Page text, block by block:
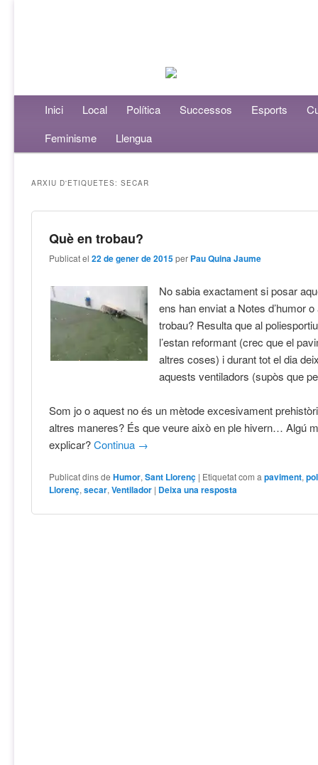
Menú principalAneu al contingut principal
Aneu al contingut secundari
Inici Local Política Successos Esports
Feminisme
Llengua
ARXIU D'ETIQUETES:SECAR
Què en trobau?
Publicat el22 de gener de 2015 per Pau Quina Jaume
No sabia exactament si posar
ens han enviat a Notes d’humor
trobau? Resulta que al
l’estan reformant (crec que el
altres coses) i durant tot el dia
aquests ventiladors (supòs que
Som jo o aquest no és un mètode excesivament
altres maneres? És que veure això en ple hivern… Algú
explicar?Continua →
Publicat dins de Humor,Sant Llorenç | Etiquetat com a paviment,
Llorenç,secar,Ventilador | Deixa una resposta